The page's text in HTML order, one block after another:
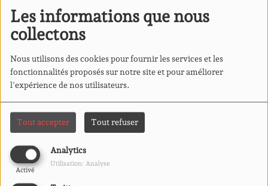
Les informations que nous
collectons
Nous utilisons des cookies pour fournir les services et les
fonctionnalités proposés sur notre site et pour améliorer
l'expérience de nos utilisateurs.
Tout accepter Tout refuser
Analytics
Activé
Utilisation: Analyse
LIRE LA SUITE